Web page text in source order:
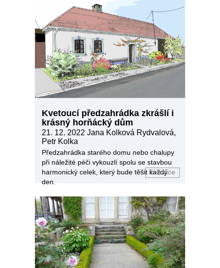
Kvetoucí předzahrádka zkrášlí i
krásný horňácký dům
21. 12. 2022 Jana Kolková Rydvalová,
Petr Kolka
Předzahrádka starého domu nebo chalupy
při náležité péči vykouzlí spolu se stavbou
harmonický celek, který bude těšit každý
den.
číst více